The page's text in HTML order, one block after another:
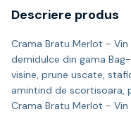
Descriere produs
Crama Bratu Merlot - Vin
demidulce din gama
visine, prune uscate,
amintind de scortisoara,
Crama Bratu Merlot - Vin